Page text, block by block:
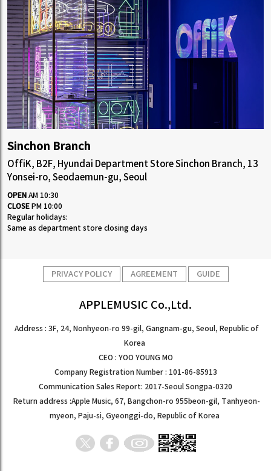
Sinchon Branch
OffiK, B2F, Hyundai Department Store Sinchon Branch, 13
Yonsei-ro, Seodaemun-gu, Seoul
OPEN AM 10:30
CLOSE PM 10:00
Regular holidays:
Same as department store closing days
PRIVACY POLICY AGREEMENT GUIDE
APPLEMUSIC Co.,Ltd.
Address : 3F, 24, Nonhyeon-ro 99-gil, Gangnam-gu, Seoul, Republic of
Korea
CEO : YOO YOUNG MO
Company Registration Number : 101-86-85913
Communication Sales Report: 2017-Seoul Songpa-0320
Return address :Apple Music, 67, Bangchon-ro 955beon-gil, Tanhyeon-
myeon, Paju-si, Gyeonggi-do, Republic of Korea